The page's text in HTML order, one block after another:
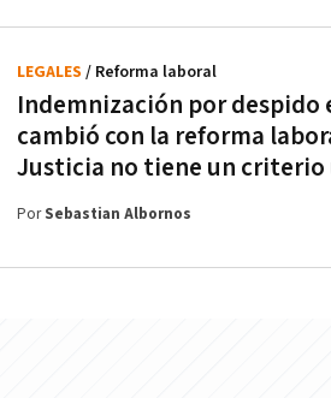
Indemnización por despido
cambió con la reforma
Justicia no tiene un criterio
LEGALES / Reforma laboral
PorSebastian Albornos